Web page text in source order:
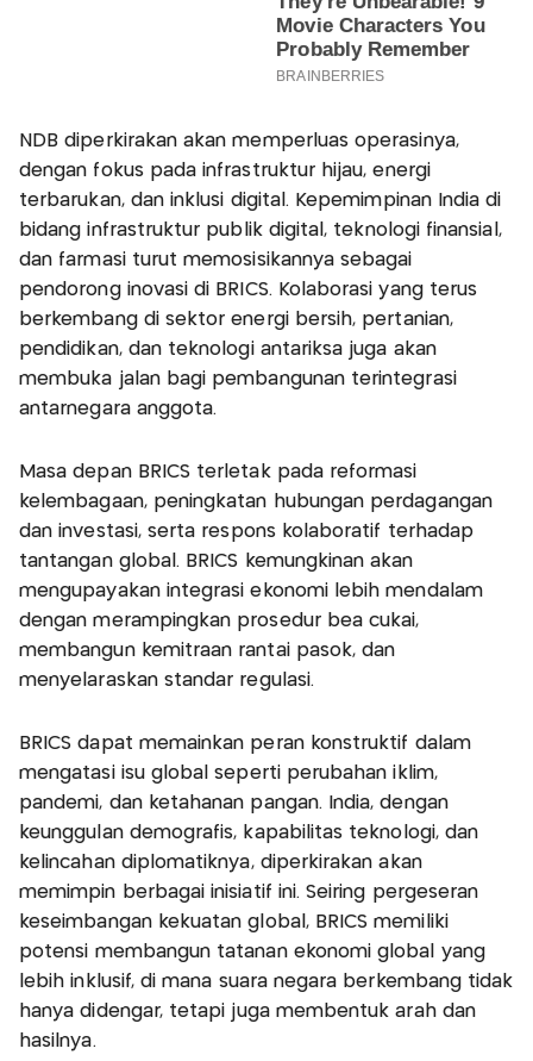
NDB diperkirakan akan memperluas operasinya,
dengan fokus pada infrastruktur hijau, energi
terbarukan, dan inklusi digital. Kepemimpinan India di
bidang infrastruktur publik digital, teknologi finansial,
dan farmasi turut memosisikannya sebagai
pendorong inovasi di BRICS. Kolaborasi yang terus
berkembang di sektor energi bersih, pertanian,
pendidikan, dan teknologi antariksa juga akan
membuka jalan bagi pembangunan terintegrasi
antarnegara anggota.
Masa depan BRICS terletak pada reformasi
kelembagaan, peningkatan hubungan perdagangan
dan investasi, serta respons kolaboratif terhadap
tantangan global. BRICS kemungkinan akan
mengupayakan integrasi ekonomi lebih mendalam
dengan merampingkan prosedur bea cukai,
membangun kemitraan rantai pasok, dan
menyelaraskan standar regulasi.
BRICS dapat memainkan peran konstruktif dalam
mengatasi isu global seperti perubahan iklim,
pandemi, dan ketahanan pangan. India, dengan
keunggulan demografis, kapabilitas teknologi, dan
kelincahan diplomatiknya, diperkirakan akan
memimpin berbagai inisiatif ini. Seiring pergeseran
keseimbangan kekuatan global, BRICS memiliki
potensi membangun tatanan ekonomi global yang
lebih inklusif, di mana suara negara berkembang tidak
hanya didengar, tetapi juga membentuk arah dan
hasilnya.